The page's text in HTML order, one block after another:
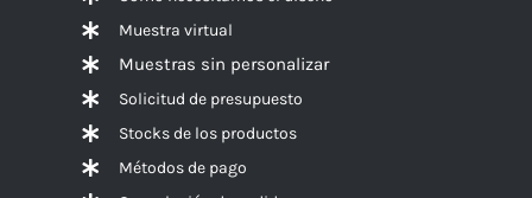
Muestra virtual
Muestras sin personalizar
Solicitud de presupuesto
Stocks de los productos
Métodos de pago